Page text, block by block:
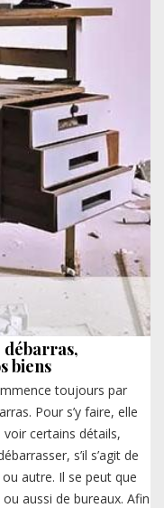
débarras,
biens
toujours par
Pour s’y faire, elle
certains détails,
s’il s’agit de
autre. Il se peut que
aussi de bureaux. Afin